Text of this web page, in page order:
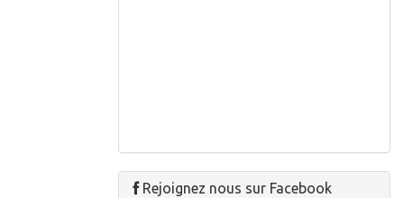
Rejoignez nous sur Facebook